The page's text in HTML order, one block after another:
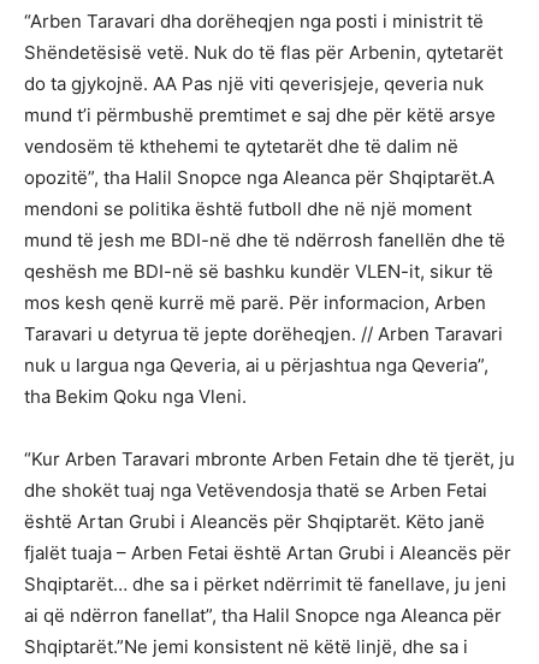
“Arben Taravari dha dorëheqjen nga posti i ministrit të
Shëndetësisë vetë. Nuk do të flas për Arbenin, qytetarët
do ta gjykojnë. AA Pas një viti qeverisjeje, qeveria nuk
mund t’i përmbushë premtimet e saj dhe për këtë arsye
vendosëm të kthehemi te qytetarët dhe të dalim në
opozitë”, tha Halil Snopce nga Aleanca për Shqiptarët.A
mendoni se politika është futboll dhe në një moment
mund të jesh me BDI-në dhe të ndërrosh fanellën dhe të
qeshësh me BDI-në së bashku kundër VLEN-it, sikur të
mos kesh qenë kurrë më parë. Për informacion, Arben
Taravari u detyrua të jepte dorëheqjen. // Arben Taravari
nuk u largua nga Qeveria, ai u përjashtua nga Qeveria”,
tha Bekim Qoku nga Vleni.
“Kur Arben Taravari mbronte Arben Fetain dhe të tjerët, ju
dhe shokët tuaj nga Vetëvendosja thatë se Arben Fetai
është Artan Grubi i Aleancës për Shqiptarët. Këto janë
fjalët tuaja – Arben Fetai është Artan Grubi i Aleancës për
Shqiptarët… dhe sa i përket ndërrimit të fanellave, ju jeni
ai që ndërron fanellat”, tha Halil Snopce nga Aleanca për
Shqiptarët.”Ne jemi konsistent në këtë linjë, dhe sa i